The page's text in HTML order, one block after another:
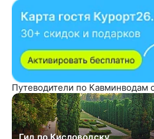
Путеводители по Кавминводам